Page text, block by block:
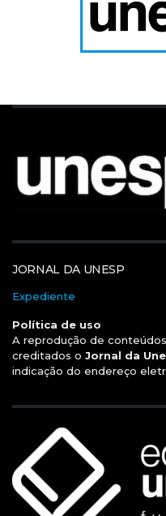
JORNAL DA UNESP
Expediente
Política de uso
A reprodução de
creditados o Jornal da
indicação do endereço